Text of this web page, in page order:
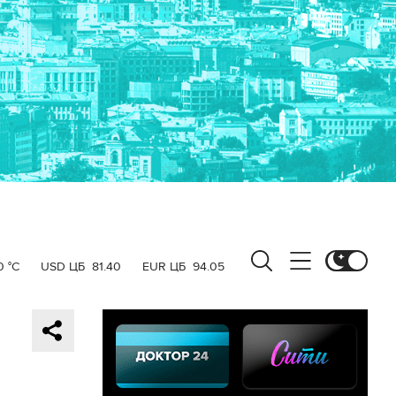
°C USD ЦБ 81.40 EUR ЦБ 94.05